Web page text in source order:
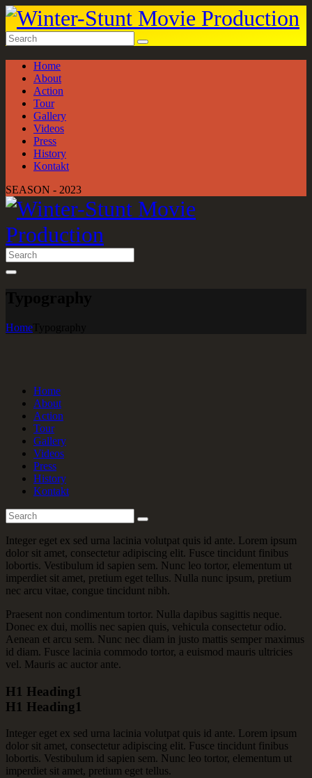
Home
About
Action
Tour
Gallery
Videos
Press
History
Kontakt
SEASON - 2023
Home
Home
About
Action
Tour
Gallery
Videos
Press
History
Kontakt
Integer eget ex sed urna lacinia volutpat quis id ante. Lorem ipsum
dolor sit amet, consectetur adipiscing elit. Fusce tincidunt finibus
lobortis. Vestibulum id sapien sem. Nunc leo tortor, elementum ut
imperdiet sit amet, pretium eget tellus. Nulla nunc ipsum, pretium
nec arcu vitae, congue tincidunt nibh.
Praesent non condimentum tortor. Nulla dapibus sagittis neque.
Donec ex dui, mollis nec sapien quis, vehicula consectetur odio.
Aenean et arcu sem. Nunc nec diam in justo mattis semper maximus
id diam. Fusce lacinia commodo tortor, a euismod mauris ultricies
vel. Mauris ac auctor ante.
H1 Heading1
H1 Heading1
Integer eget ex sed urna lacinia volutpat quis id ante. Lorem ipsum
dolor sit amet, consectetur adipiscing elit. Fusce tincidunt finibus
lobortis. Vestibulum id sapien sem. Nunc leo tortor, elementum ut
imperdiet sit amet, pretium eget tellus.